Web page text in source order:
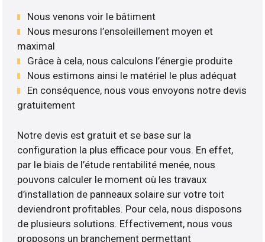
Nous venons voir le bâtiment
Nous mesurons l’ensoleillement moyen et
maximal
Grâce à cela, nous calculons l’énergie produite
Nous estimons ainsi le matériel le plus adéquat
En conséquence, nous vous envoyons notre devis
gratuitement
Notre devis est gratuit et se base sur la
configuration la plus efficace pour vous. En effet,
par le biais de l’étude rentabilité menée, nous
pouvons calculer le moment où les travaux
d’installation de panneaux solaire sur votre toit
deviendront profitables. Pour cela, nous disposons
de plusieurs solutions. Effectivement, nous vous
proposons un branchement permettant